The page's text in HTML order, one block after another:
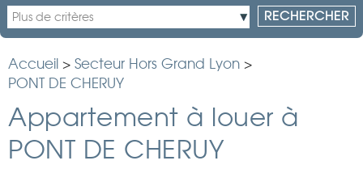
Accueil > Secteur Hors Grand Lyon >
PONT DE CHERUY
Appartement à louer à
PONT DE CHERUY